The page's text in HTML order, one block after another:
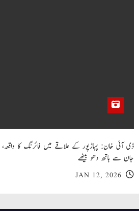
ڈی آئی خان: پہاڑپور کے علاقے میں فائرنگ کا واقعہ،
جان سے ہاتھ دھو بیٹھے
JAN 12, 2026